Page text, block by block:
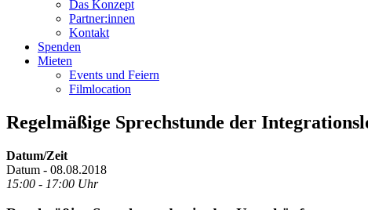
Das Konzept
Partner:innen
Kontakt
Spenden
Mieten
Events und Feiern
Filmlocation
Regelmäßige Sprechstunde der
Datum/Zeit
Datum - 08.08.2018
15:00 - 17:00 Uhr